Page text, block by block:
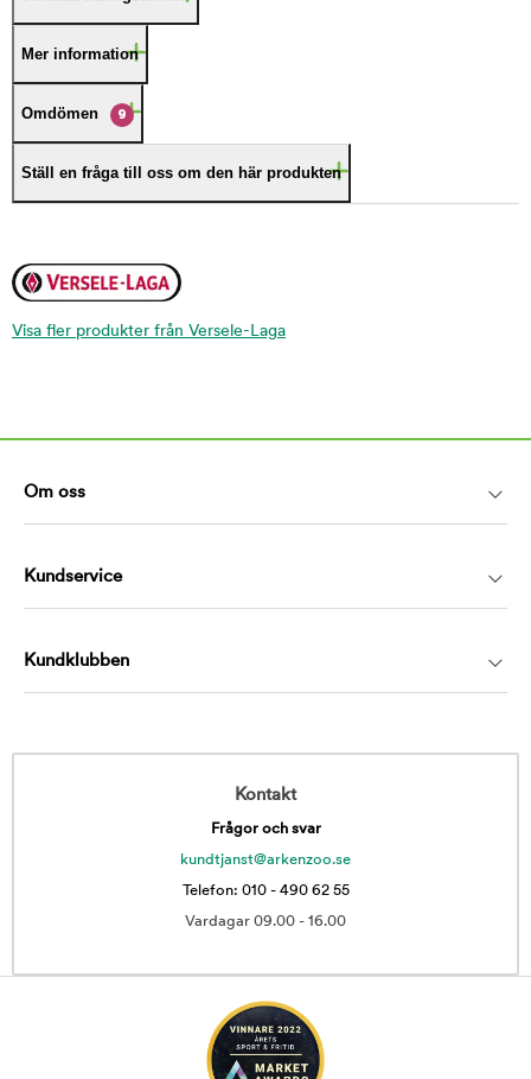
Mer information
Omdömen 9
Ställ en fråga till oss om den här produkten
Visa fler produkter från Versele-Laga
Om oss
Kundservice
Kundklubben
Kontakt
Frågor och svar
kundtjanst@arkenzoo.se
Telefon: 010 - 490 62 55
Vardagar 09.00 - 16.00